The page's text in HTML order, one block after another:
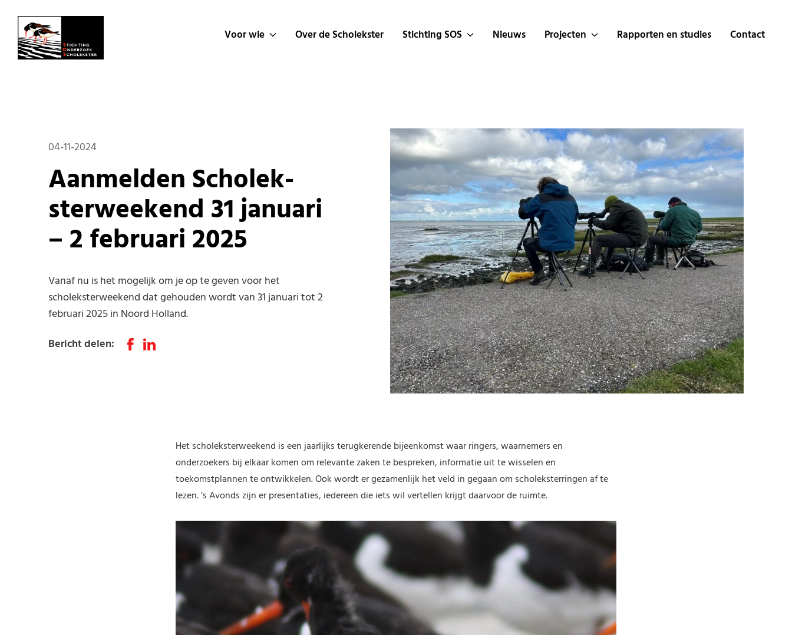
Voor wie Over de Scholekster Stichting SOS Nieuws Projecten Rapporten en studies Contact
04-11-2024
Aan­mel­den Schol­ek­
ster­week­end 31 ja­nu­a­ri
– 2 fe­bru­a­ri 2025
Vanaf nu is het mogelijk om je op te geven voor het
scholeksterweekend dat gehouden wordt van 31 januari tot 2
februari 2025 in Noord Holland.
Bericht delen:
Het scholeksterweekend is een jaarlijks terugkerende bijeenkomst waar ringers, waarnemers en
onderzoekers bij elkaar komen om relevante zaken te bespreken, informatie uit te wisselen en
toekomstplannen te ontwikkelen. Ook wordt er gezamenlijk het veld in gegaan om scholeksterringen af te
lezen. ’s Avonds zijn er presentaties, iedereen die iets wil vertellen krijgt daarvoor de ruimte.